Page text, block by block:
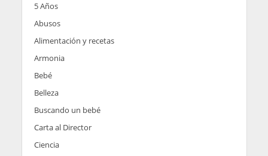
5 Años
Abusos
Alimentación y recetas
Armonia
Bebé
Belleza
Buscando un bebé
Carta al Director
Ciencia